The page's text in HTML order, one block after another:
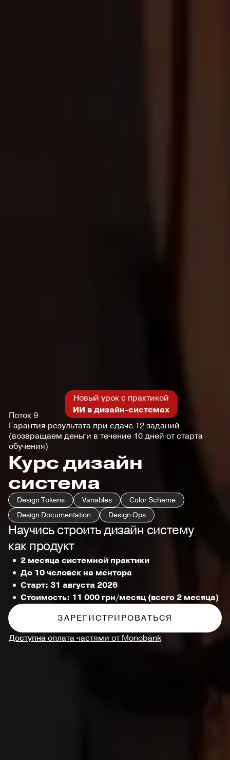
Поток 9
Гарантия результата при сдаче 12 заданий
(возвращаем деньги в течение 10 дней от старта
обучения)
Новый урок с практикой
ИИ в дизайн-системах
Курс дизайн
система
Design Tokens Variables
Color Scheme
Design Documentation
Design Ops
Научись строить дизайн систему
как продукт
2 месяца системной практики
До 10 человек на ментора
Старт: 31 августа 2026
Стоимость: 11 000 грн/месяц (всего 2 месяца)
ЗАРЕГИСТРИРОВАТЬСЯ
Доступна оплата частями от Monobank